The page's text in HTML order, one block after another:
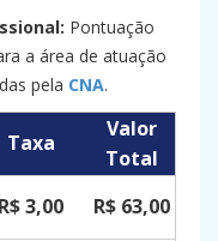
Pontuação
a área de atuação
pela CNA.
Taxa
Valor
Total
R$ 3,00
R$ 63,00